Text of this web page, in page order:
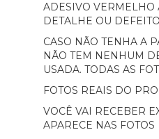
ADESIVO VERMELHO
DETALHE OU DEFEITO
CASO NÃO TENHA A
NÃO TEM NENHUM
USADA. TODAS AS
FOTOS REAIS DO
VOCÊ VAI RECEBER
APARECE NAS FOTOS